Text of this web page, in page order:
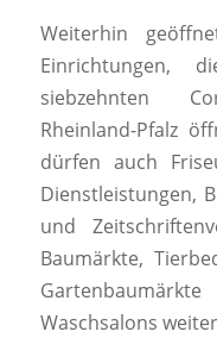
Weiterhin
siebzehnten
Rheinland-Pfalz
dürfen auch
Dienstleistungen,
und
Baumärkte,
Waschsalons